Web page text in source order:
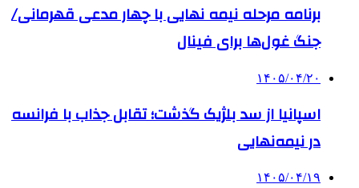
برنامه مرحله نیمه نهایی با چهار مدعی قهرمانی/
جنگ غول‌ها برای فینال
۱۴۰۵/۰۴/۲۰
اسپانیا از سد بلژیک گذشت؛ تقابل جذاب با فرانسه
در نیمه‌نهایی
۱۴۰۵/۰۴/۱۹